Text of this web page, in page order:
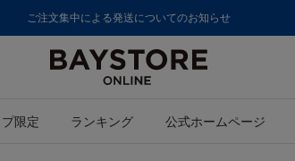
ご注文集中による発送についてのお知らせ
限定 ランキング 公式ホームページ